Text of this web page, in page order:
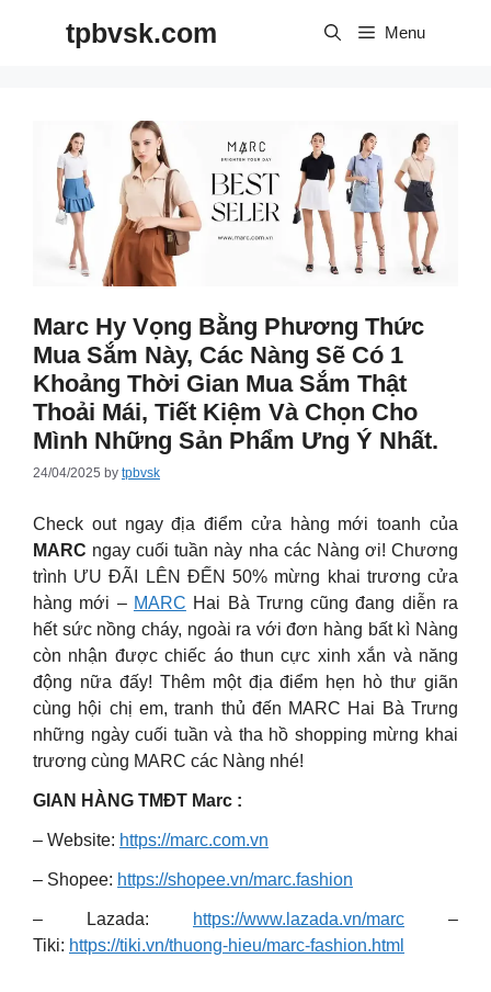
tpbvsk.com Menu
Marc Hy Vọng Bằng Phương Thức
Mua Sắm Này, Các Nàng Sẽ Có 1
Khoảng Thời Gian Mua Sắm Thật
Thoải Mái, Tiết Kiệm Và Chọn Cho
Mình Những Sản Phẩm Ưng Ý Nhất.
24/04/2025 by tpbvsk
Check out ngay địa điểm cửa hàng mới toanh của
MARC ngay cuối tuần này nha các Nàng ơi! Chương
trình ƯU ĐÃI LÊN ĐẾN 50% mừng khai trương cửa
hàng mới – MARC Hai Bà Trưng cũng đang diễn ra
hết sức nồng cháy, ngoài ra với đơn hàng bất kì Nàng
còn nhận được chiếc áo thun cực xinh xắn và năng
động nữa đấy! Thêm một địa điểm hẹn hò thư giãn
cùng hội chị em, tranh thủ đến MARC Hai Bà Trưng
những ngày cuối tuần và tha hồ shopping mừng khai
trương cùng MARC các Nàng nhé!
GIAN HÀNG TMĐT Marc :
– Website: https://marc.com.vn
– Shopee: https://shopee.vn/marc.fashion
– Lazada: https://www.lazada.vn/marc –
Tiki: https://tiki.vn/thuong-hieu/marc-fashion.html